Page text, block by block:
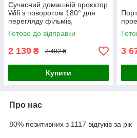
Сучасний домашній проєктор
Wifi з поворотом 180° для
перегляду фільмів,
Бездротовий проєктор
портативний для смартфона
Готово до відправки
2 139 ₴ 2 492 ₴
Купити
3
Про нас
80% позитивних з 1117 відгуків за рік